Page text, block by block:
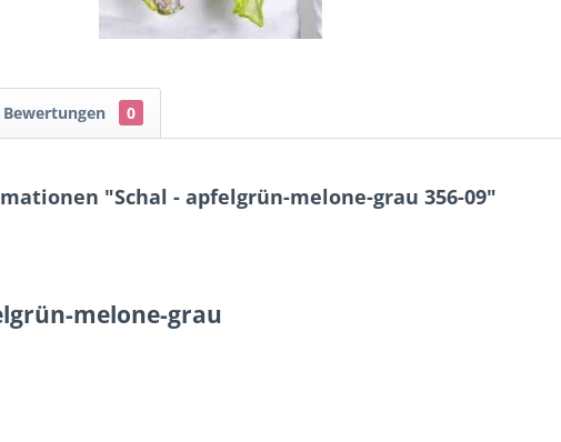
Bewertungen 0
"Schal - apfelgrün-melone-grau 356-09"
melone-grau